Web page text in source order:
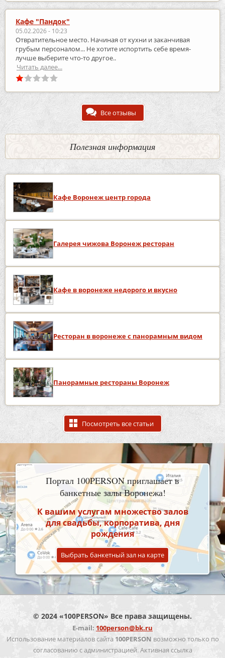
Кафе "Пандок"
05.02.2026 - 10:23
Отвратительное место. Начиная от кухни и заканчивая
грубым персоналом... Не хотите испортить себе время-
лучше выберите что-то другое..
Читать далее...
Все отзывы
Полезная информация
Кафе Воронеж центр города
Галерея чижова Воронеж ресторан
Кафе в воронеже недорого и вкусно
Ресторан в воронеже с панорамным видом
Панорамные рестораны Воронеж
Посмотреть все статьи
Портал 100PERSON приглашает в
банкетные залы Воронежа!
К вашим услугам множество залов
для свадьбы, корпоратива, дня
рождения
Выбрать банкетный зал на карте
© 2024 «100PERSON» Все права защищены.
E-mail: 100person@bk.ru
Использование материалов сайта 100PERSON возможно только по
согласованию с администрацией. Активная ссылка